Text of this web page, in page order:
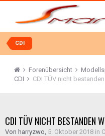
CDI
Forenübersicht
CDI
CDI TÜV nicht
CDI TÜV NICHT BESTANDEN
Von harryzwo, 5. Oktober 2018 in